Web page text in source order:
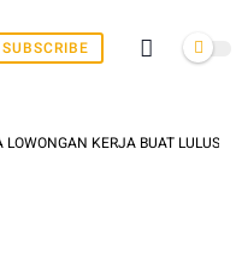
SUBSCRIBE
KERJA BUAT LULUSAN